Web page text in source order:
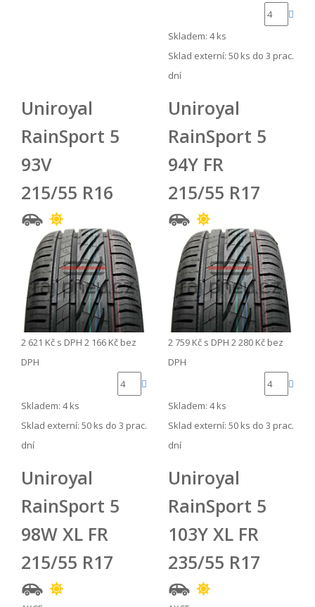
Skladem: 4 ks
Sklad externí: 50 ks do 3 prac.
dní
Uniroyal
RainSport 5
93V
215/55 R16
2 621 Kč s DPH 2 166 Kč bez
DPH
Skladem: 4 ks
Sklad externí: 50 ks do 3 prac.
dní
Uniroyal
RainSport 5
94Y FR
215/55 R17
2 759 Kč s DPH 2 280 Kč bez
DPH
Skladem: 4 ks
Sklad externí: 50 ks do 3 prac.
dní
Uniroyal
RainSport 5
98W XL FR
215/55 R17
Uniroyal
RainSport 5
103Y XL FR
235/55 R17